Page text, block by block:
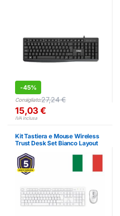
-45%
Consigliato:27,24€
15,03€
IVA inclusa
Kit Tastiera e Mouse Wireless
Trust Desk Set Bianco Layout